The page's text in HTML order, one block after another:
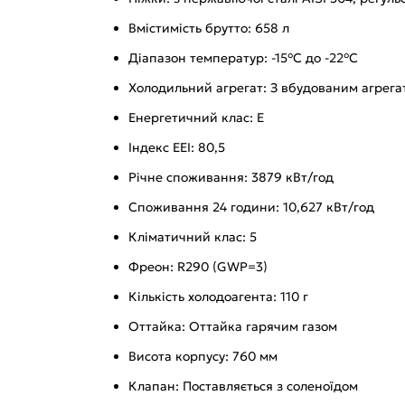
Вмістимість брутто: 658 л
Діапазон температур: -15°C до -22°C
Холодильний агрегат: З вбудованим
Енергетичний клас: E
Індекс EEI: 80,5
Річне споживання: 3879 кВт/год
Споживання 24 години: 10,627 кВт/год
Кліматичний клас: 5
Фреон: R290 (GWP=3)
Кількість холодоагента: 110 г
Оттайка: Оттайка гарячим газом
Висота корпусу: 760 мм
Клапан: Поставляється з соленоїдом